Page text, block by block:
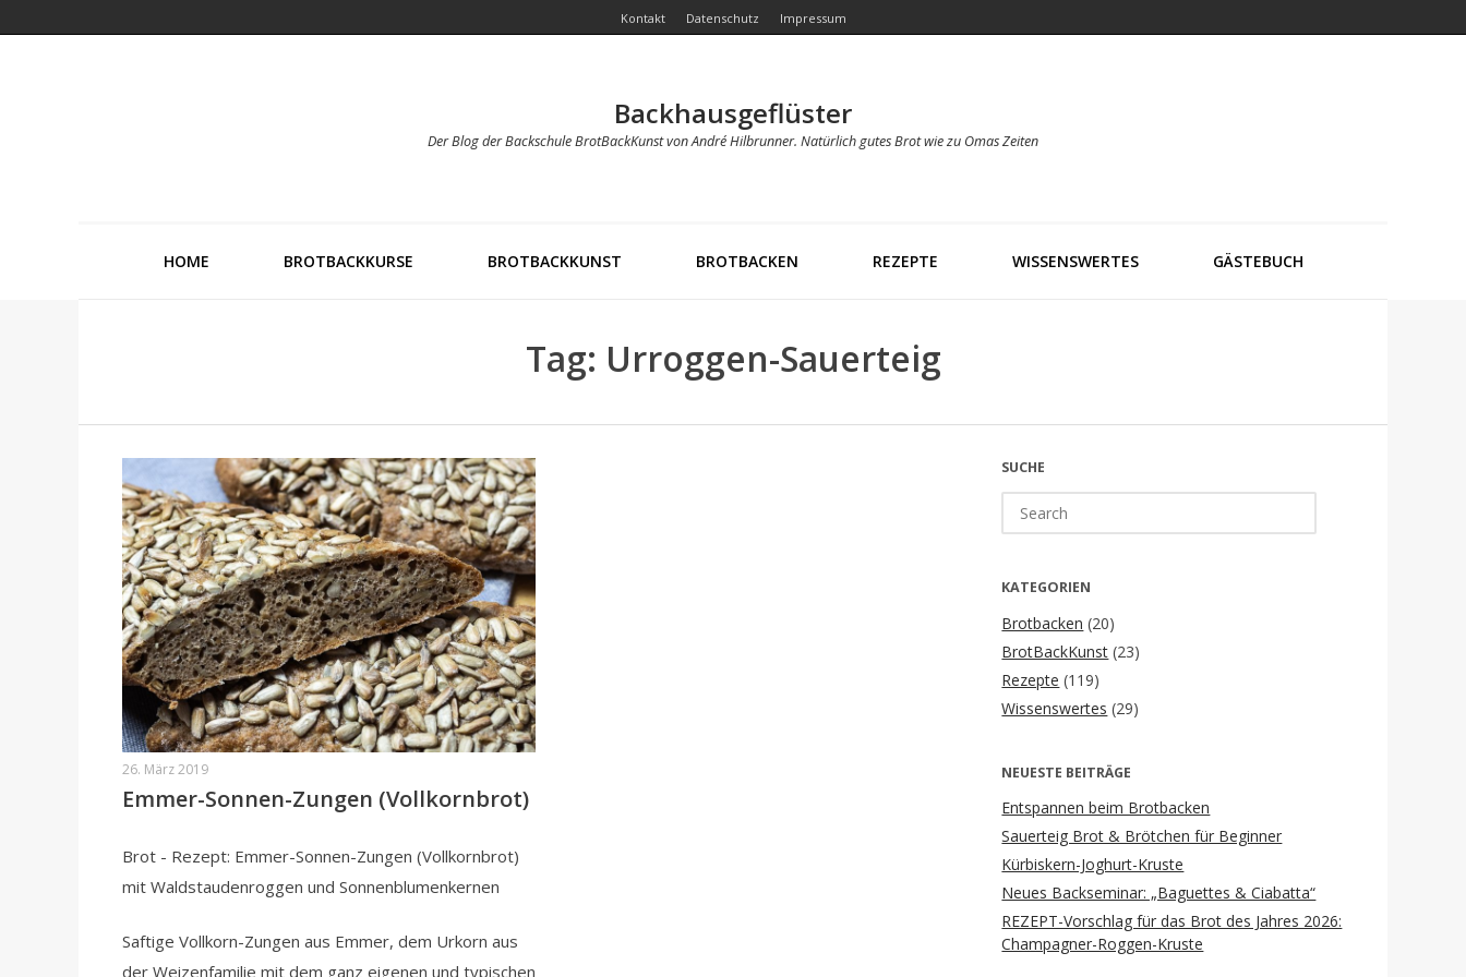
Kontakt Datenschutz Impressum
Backhausgeflüster
Der Blog der Backschule BrotBackKunst von André Hilbrunner. Natürlich gutes Brot wie zu Omas Zeiten
HOME BROTBACKKURSE BROTBACKKUNST BROTBACKEN REZEPTE WISSENSWERTES GÄSTEBUCH
Tag: Urroggen-Sauerteig
26. März 2019
Emmer-Sonnen-Zungen (Vollkornbrot)
Brot - Rezept: Emmer-Sonnen-Zungen (Vollkornbrot)
mit Waldstaudenroggen und Sonnenblumenkernen
Saftige Vollkorn-Zungen aus Emmer, dem Urkorn aus
der Weizenfamilie mit dem ganz eigenen und typischen
SUCHE
for:
KATEGORIEN
Brotbacken (20)
BrotBackKunst (23)
Rezepte (119)
Wissenswertes (29)
NEUESTE BEITRÄGE
Entspannen beim Brotbacken
Sauerteig Brot & Brötchen für Beginner
Kürbiskern-Joghurt-Kruste
Neues Backseminar: „Baguettes & Ciabatta“
REZEPT-Vorschlag für das Brot des Jahres 2026:
Champagner-Roggen-Kruste